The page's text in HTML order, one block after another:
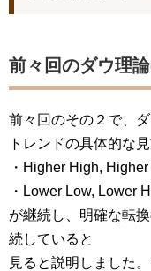
前々回のダウ理
前々回のその２で、
トレンドの具体的な
・Higher High,
・Lower Low, Lower
が継続し、明確な転
続していると
見ると説明しました